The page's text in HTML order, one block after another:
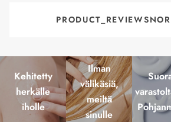
Kehitetty
herkälle
iholle
Ilman
välikäsiä,
meiltä
sinulle